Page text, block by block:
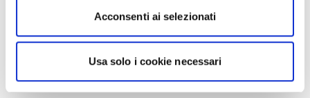
Acconsenti ai selezionati
Usa solo i cookie necessari